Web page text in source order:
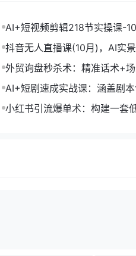
AI+短视频剪辑218节实操课-
+账号运营，月入2万
抖音无人直播课(10月)，AI实
法、24小时自动盈利
外贸询盘秒杀术：精准话术+
转化率提升200%
AI+短剧速成实战课：涵盖剧本
单部剧收益破万
小红书引流爆单术：构建一套